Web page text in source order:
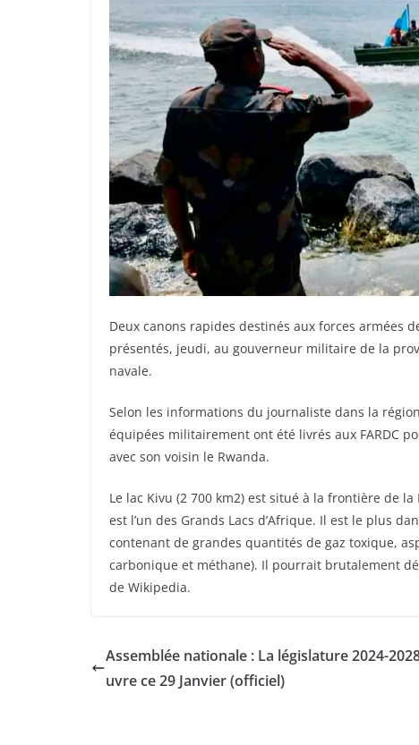
Deux canons rapides destinés aux forces armées
présentés, jeudi, au gouverneur militaire de la
navale.
Selon les informations du journaliste dans la
équipées militairement ont été livrés aux FARDC
avec son voisin le Rwanda.
Le lac Kivu (2 700 km2) est situé à la frontière de
est l’un des Grands Lacs d’Afrique. Il est le plus
contenant de grandes quantités de gaz toxique,
carbonique et méthane). Il pourrait brutalement
de Wikipedia.
Assemblée nationale : La législature 2024-2028
uvre ce 29 Janvier (officiel)